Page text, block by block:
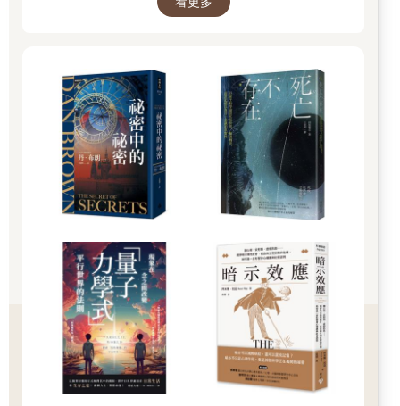
導致腸道生態失調，並會產生內毒素、阿摩尼亞、硫化氫、苯
致各式各樣的疾病。例如常見一些慢性退化疾病、皮膚過敏、偏
頭痛、腸躁症、甲狀腺疾病、紅斑性狼瘡、類風濕性關節炎、慢
性疲勞、憂鬱症、食物過敏、痤瘡等，病源似乎都被高度懷疑與
腸道菌相失衡有關。近來乳癌與攝護腺癌患者愈來愈多，已知與
雌激素異常代謝有關，而導致荷爾蒙異常代謝的元兇也發現可能
與腸道壞菌過度生長有關。
近年來液相層析質譜儀（LC-MS）的技術非常進步，腸道細菌生
測而窺見其機轉，這幾年我試著藉此幫病人評估腸道微生物過度
生長的狀況。例如：尿液中D-阿拉伯糖醇過高，可能表示是腸道
念珠菌的滋生而致免疫受損；過多的D-乳酸意味著碳水化合物吸
收不良及腸道的嗜酸乳桿菌的過度生長；當尿液出現偏高的馬尿
酸、苯甲酸、苯乙酸、苯丙酸、對羥基苯甲酸、對羥基苯乙酸、
二羥基苯丙酸、吲哚靛甙或丙三羧酸等時，代表腸道內有變形桿
菌、大腸桿菌、梭狀芽孢桿菌、梨形鞭毛蟲或其他有害厭氧菌的